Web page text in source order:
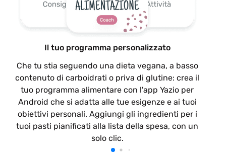
Il tuo programma personalizzato
Che tu stia seguendo una dieta vegana, a basso
contenuto di carboidrati o priva di glutine: crea il
tuo programma alimentare con l'app Yazio per
Android che si adatta alle tue esigenze e ai tuoi
obiettivi personali. Aggiungi gli ingredienti per i
tuoi pasti pianificati alla lista della spesa, con un
solo clic.